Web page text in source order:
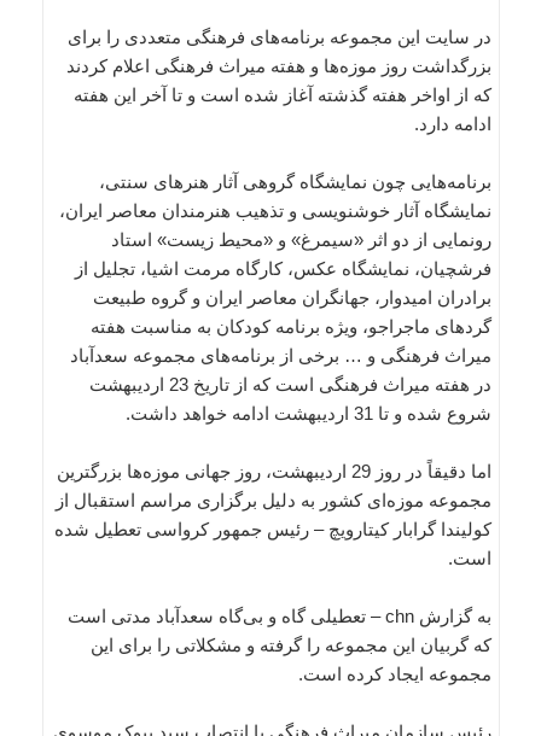
در سایت این مجموعه برنامه‌های فرهنگی متعددی را برای
بزرگداشت روز موزه‌ها و هفته میراث فرهنگی اعلام کردند
که از اواخر هفته گذشته آغاز شده است و تا آخر این هفته
ادامه دارد.
برنامه‌هایی چون نمایشگاه گروهی آثار هنرهای سنتی،
نمایشگاه آثار خوشنویسی و تذهیب هنرمندان معاصر ایران،
رونمایی از دو اثر «سیمرغ»‌ و «محیط زیست» استاد
فرشچیان، نمایشگاه عکس، کارگاه مرمت اشیا، تجلیل از
برادران امیدوار، جهانگران معاصر ایران و گروه طبیعت
گردهای ماجراجو، ویژه برنامه کودکان به مناسبت هفته
میراث فرهنگی و … برخی از برنامه‌های مجموعه سعدآباد
در هفته میراث فرهنگی است که از تاریخ 23 اردیبهشت
شروع شده و تا 31 اردیبهشت ادامه خواهد داشت.
اما دقیقاً در روز 29 اردیبهشت، روز جهانی موزه‌ها بزرگترین
مجموعه موزه‌ای کشور به دلیل برگزاری مراسم استقبال از
کولیندا گرابار کیتارویچ – رئیس جمهور کرواسی تعطیل شده
است.
به گزارش chn – تعطیلی گاه و بی‌گاه سعدآباد مدتی است
که گربیان این مجموعه را گرفته و مشکلاتی را برای این
مجموعه ایجاد کرده است.
رئیس سازمان میراث فرهنگی با انتصاب سید بیوک موسوی